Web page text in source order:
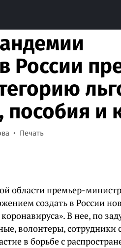
России
пособия и
Печать
области премьер-
создать в России
В нее, по
волонтеры, сотрудники
в борьбе с